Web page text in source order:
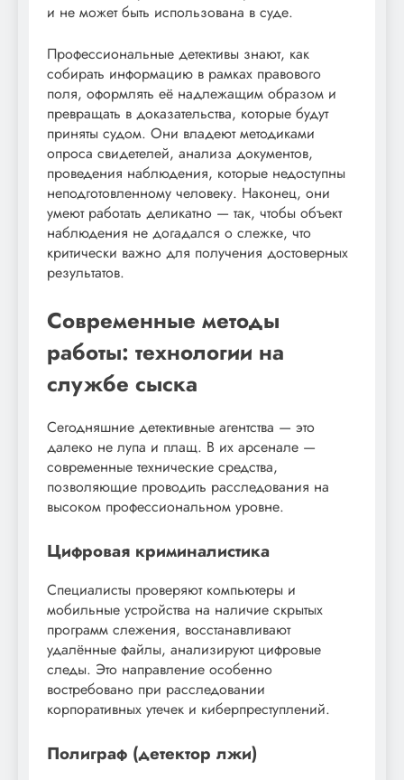
и не может быть использована в суде.
Профессиональные детективы знают, как
собирать информацию в рамках правового
поля, оформлять её надлежащим образом и
превращать в доказательства, которые будут
приняты судом. Они владеют методиками
опроса свидетелей, анализа документов,
проведения наблюдения, которые недоступны
неподготовленному человеку. Наконец, они
умеют работать деликатно — так, чтобы объект
наблюдения не догадался о слежке, что
критически важно для получения достоверных
результатов.
Современные методы
работы: технологии на
службе сыска
Сегодняшние детективные агентства — это
далеко не лупа и плащ. В их арсенале —
современные технические средства,
позволяющие проводить расследования на
высоком профессиональном уровне.
Цифровая криминалистика
Специалисты проверяют компьютеры и
мобильные устройства на наличие скрытых
программ слежения, восстанавливают
удалённые файлы, анализируют цифровые
следы. Это направление особенно
востребовано при расследовании
корпоративных утечек и киберпреступлений.
Полиграф (детектор лжи)